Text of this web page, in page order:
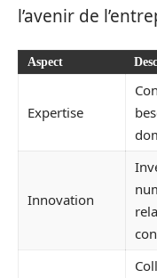
l’avenir de
Aspect
Expertise
Innovation